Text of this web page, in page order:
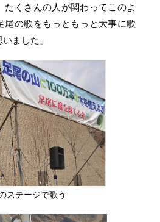
たくさんの人が関わってこのよ
尾の歌をもっともっと大事に歌
ました」
ステージで歌う